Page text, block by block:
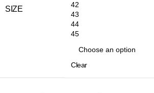
SIZE
42
43
44
45
Clear